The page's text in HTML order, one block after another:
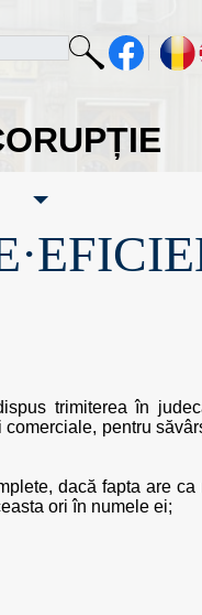
trimiterea în
pentru
dacă fapta are ca
ori în numele ei;